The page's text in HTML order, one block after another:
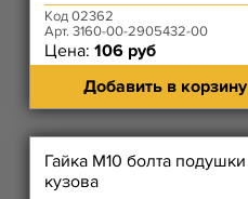
Код 02362
Арт. 3160-00-2905432-00
Цена: 106 руб
Добавить в корзину
Гайка М10 болта подушки
кузова